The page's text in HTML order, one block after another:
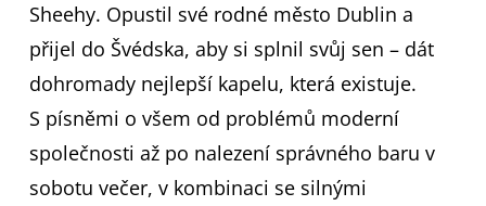
Sheehy. Opustil své rodné město Dublin a
přijel do Švédska, aby si splnil svůj sen – dát
dohromady nejlepší kapelu, která existuje.
S písněmi o všem od problémů moderní
společnosti až po nalezení správného baru v
sobotu večer, v kombinaci se silnými